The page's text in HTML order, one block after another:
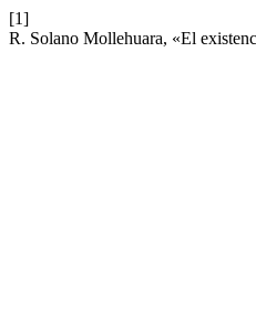
[1]
R. Solano Mollehuara, «El